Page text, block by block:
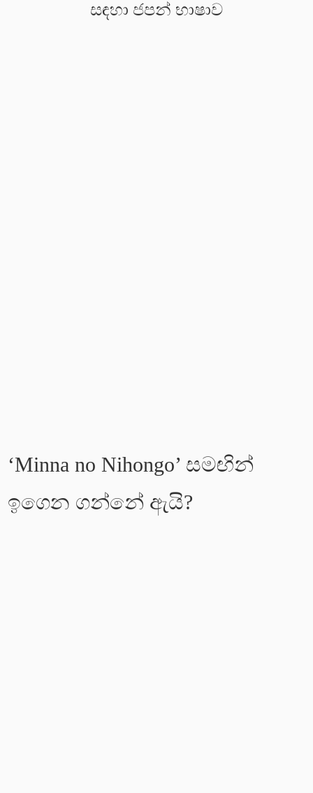
සඳහා ජපන් භාෂාව
‘Minna no Nihongo’ සමඟින්
ඉගෙන ගන්නේ ඇයි?